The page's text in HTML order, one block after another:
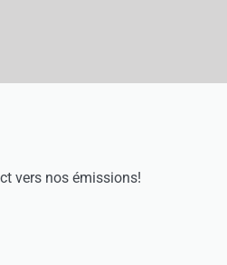
vers nos émissions!